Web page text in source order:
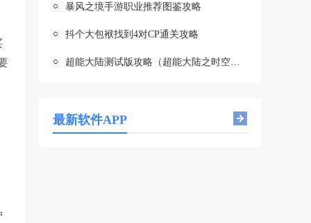
○ 暴风之境手游职业推荐图鉴攻略
○ 抖个大包袱找到4对CP通关攻略
○ 超能大陆测试版攻略（超能大陆之时空掌控者）
最新软件APP